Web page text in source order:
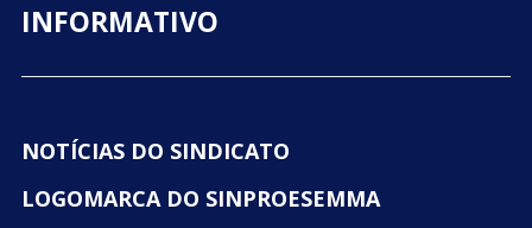
INFORMATIVO
NOTÍCIAS DO SINDICATO
LOGOMARCA DO SINPROESEMMA